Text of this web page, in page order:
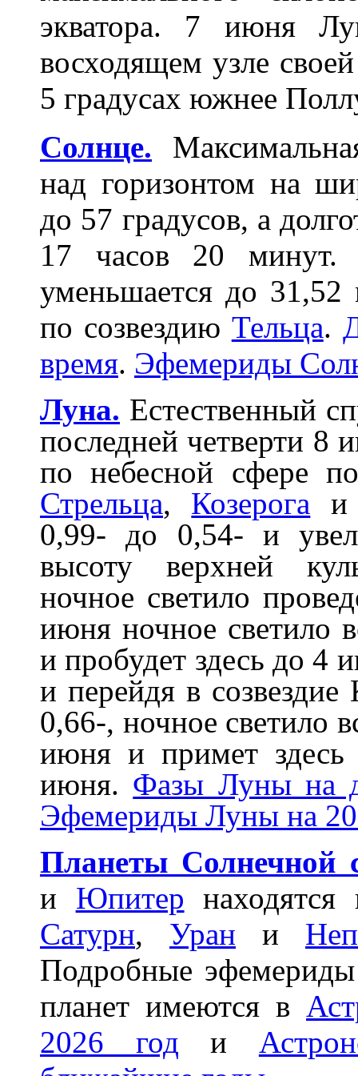
экватора. 7 июня
восходящем узле
5 градусах южнее
Солнце.
над горизонтом на
до 57 градусов, а
17 часов 20 минут.
уменьшается до
по созвездию Тельца.
время. Эфемериды
Луна. Естественный
последней четверти 8
по небесной сфере
Стрельца, Козерога
0,99- до 0,54- и
высоту верхней
ночное светило
июня ночное светило
и пробудет здесь до 4
и перейдя в
0,66-, ночное светило
июня и примет здесь
июня. Фазы Луны на
Эфемериды Луны на
Планеты Солнечной
и Юпитер
Сатурн, Уран и
Подробные
планет имеются в
2026 год и